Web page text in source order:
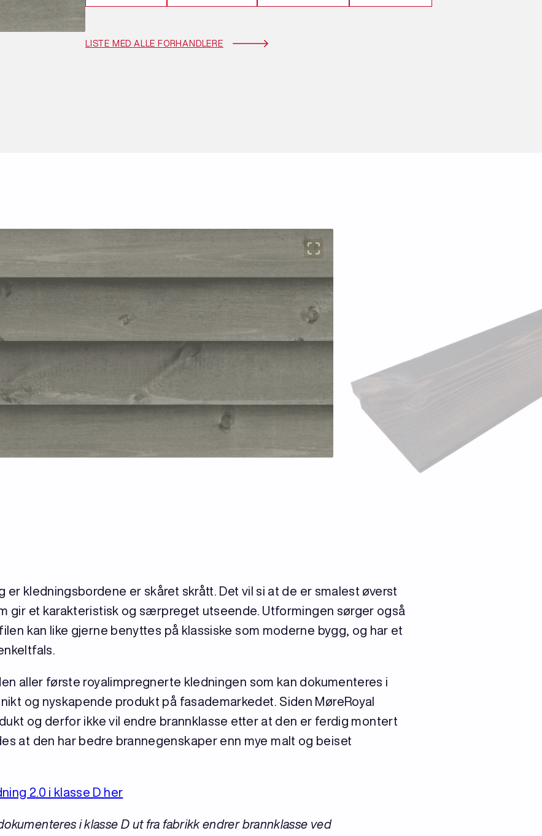
LISTE MED ALLE FORHANDLERE
er kledningsbordene er skåret skrått. Det vil si at de er smalest øverst
gir et karakteristisk og særpreget utseende. Utformingen sørger også
kan like gjerne benyttes på klassiske som moderne bygg, og har et
aller første royalimpregnerte kledningen som kan dokumenteres i
og nyskapende produkt på fasademarkedet. Siden MøreRoyal
og derfor ikke vil endre brannklasse etter at den er ferdig montert
at den har bedre brannegenskaper enn mye malt og beiset
2.0 i klasse D her
i klasse D ut fra fabrikk endrer brannklasse ved